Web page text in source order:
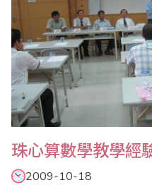
珠心算數學教學經
2009-10-18